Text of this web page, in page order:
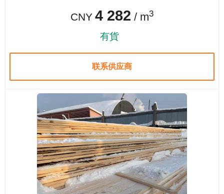
CNY 4 282 / m3
有貨
联系供应商